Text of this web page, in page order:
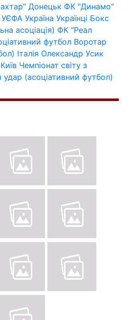
Донецьк ФК "Динамо"
УЄФА Україна Українці Бокс
асоціація) ФК "Реал
футбол Воротар
Італія Олександр Усик
Київ Чемпіонат світу з
(асоціативний футбол)